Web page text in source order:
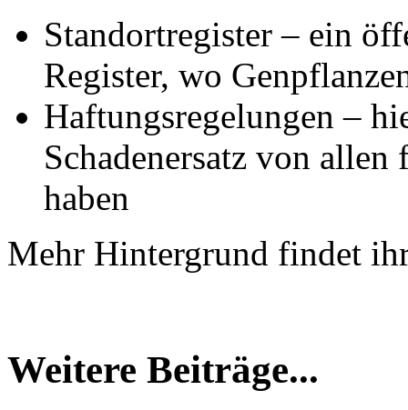
Standortregister – ein
Register, wo
Haftungsregelungen –
Schadenersatz von
haben
Mehr Hintergrund findet
Weitere Beiträge...